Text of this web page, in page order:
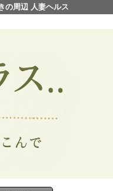
の周辺 人妻ヘルス